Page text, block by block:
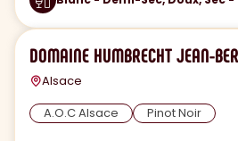
DOMAINE HUMBRECHT JEAN-
Alsace
A.O.C Alsace
Pinot Noir